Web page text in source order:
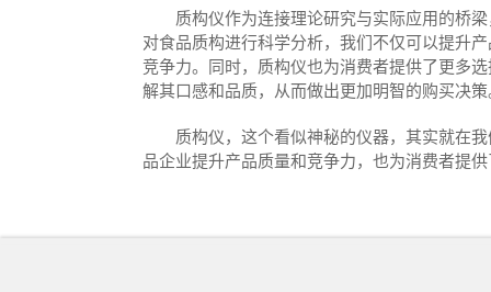
质构仪作为连接理论研究与实际应用的桥梁
对食品质构进行科学分析，我们不仅可以提升
竞争力。同时，质构仪也为消费者提供了更多
解其口感和品质，从而做出更加明智的购买决
质构仪，这个看似神秘的仪器，其实就在我
品企业提升产品质量和竞争力，也为消费者提